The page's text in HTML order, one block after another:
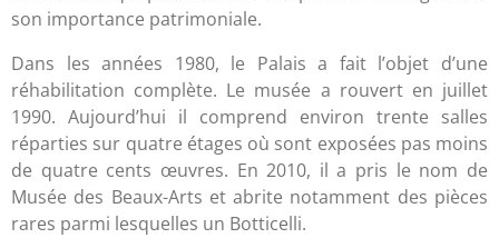
son importance patrimoniale.
Dans les années 1980, le Palais a fait l’objet d’une
réhabilitation complète. Le musée a rouvert en juillet
1990. Aujourd’hui il comprend environ trente salles
réparties sur quatre étages où sont exposées pas moins
de quatre cents œuvres. En 2010, il a pris le nom de
Musée des Beaux-Arts et abrite notamment des pièces
rares parmi lesquelles un Botticelli.